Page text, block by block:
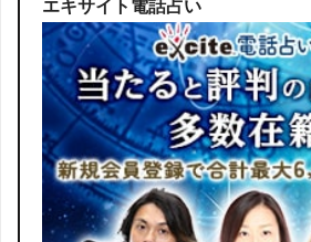
エキサイト電話占い